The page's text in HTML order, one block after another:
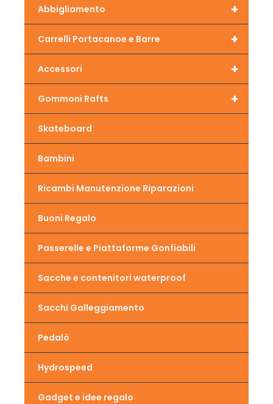
+
Abbigliamento
+
Carrelli Portacanoe e Barre
+
Accessori
+
Gommoni Rafts
Skateboard
Bambini
Ricambi Manutenzione Riparazioni
Buoni Regalo
Passerelle e Piattaforme Gonfiabili
Sacche e contenitori waterproof
Sacchi Galleggiamento
Pedalò
Hydrospeed
Gadget e idee regalo